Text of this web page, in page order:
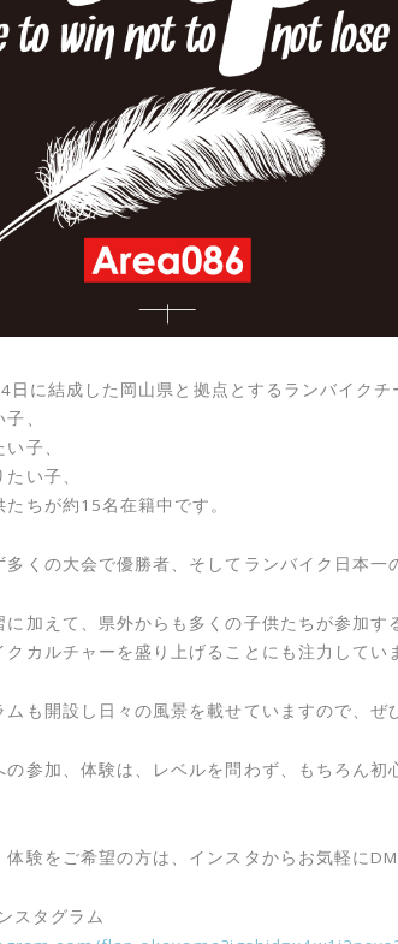
日に結成した岡山県と拠点とするランバイクチ
、
子、
い子、
ちが約15名在籍中です。
多くの大会で優勝者、そしてランバイク日本一
に加えて、県外からも多くの子供たちが参加
クカルチャーを盛り上げることにも注力してい
ムも開設し日々の風景を載せていますので、ぜ
の参加、体験は、レベルを問わず、もちろん
験をご希望の方は、インスタからお気軽にDM
スタグラム